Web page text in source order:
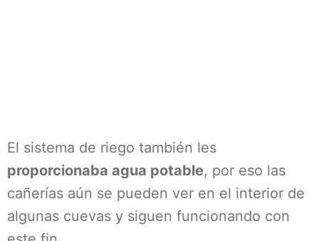
El sistema de riego también les
proporcionaba agua potable, por eso las
cañerías aún se pueden ver en el interior de
algunas cuevas y siguen funcionando con